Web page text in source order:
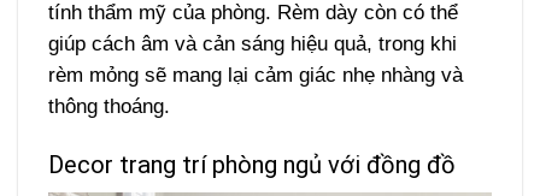
tính thẩm mỹ của phòng. Rèm dày còn có thể
giúp cách âm và cản sáng hiệu quả, trong khi
rèm mỏng sẽ mang lại cảm giác nhẹ nhàng và
thông thoáng.
Decor trang trí phòng ngủ với đồng đồ